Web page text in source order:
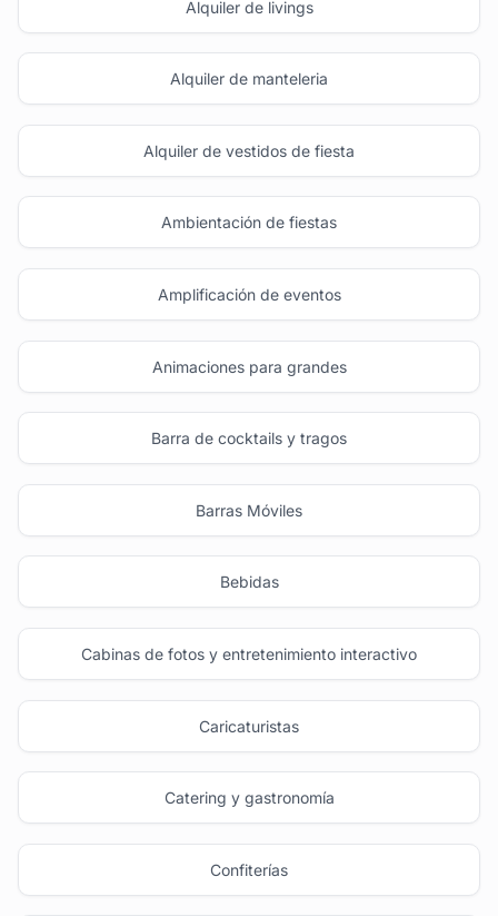
Alquiler de livings
Alquiler de manteleria
Alquiler de vestidos de fiesta
Ambientación de fiestas
Amplificación de eventos
Animaciones para grandes
Barra de cocktails y tragos
Barras Móviles
Bebidas
Cabinas de fotos y entretenimiento interactivo
Caricaturistas
Catering y gastronomía
Confiterías